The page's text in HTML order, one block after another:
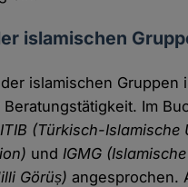
islamischen
islamischen Gruppen
Im
(Türkisch-Islamische
und IGMG (Islamische
Görüș)angesprochen.